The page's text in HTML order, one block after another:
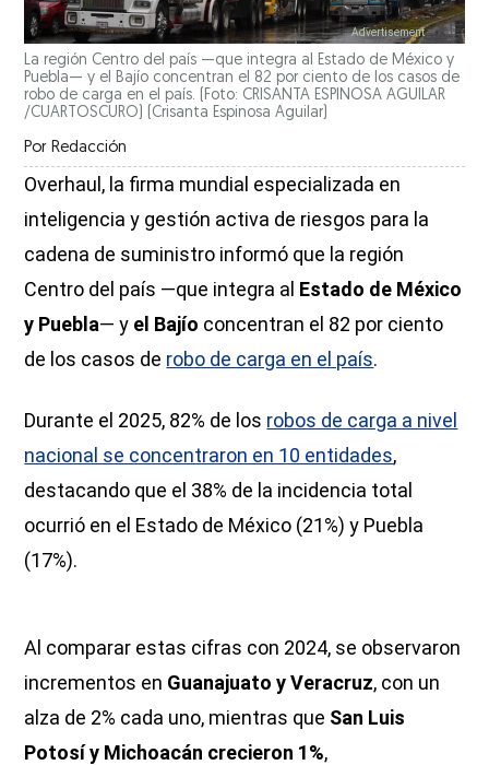
La región Centro del país —que integra al Estado de México y
Puebla— y el Bajío concentran el 82 por ciento de los casos de
robo de carga en el país. (Foto: CRISANTA ESPINOSA AGUILAR
/CUARTOSCURO)
(Crisanta Espinosa Aguilar)
Por Redacción
Overhaul, la firma mundial especializada en
inteligencia y gestión activa de riesgos para la
cadena de suministro informó que la región
Centro del país —que integra al Estado de México
y Puebla— y el Bajío concentran el 82 por ciento
de los casos de robo de carga en el país.
Durante el 2025, 82% de los robos de carga a nivel
nacional se concentraron en 10 entidades,
destacando que el 38% de la incidencia total
ocurrió en el Estado de México (21%) y Puebla
(17%).
Al comparar estas cifras con 2024, se observaron
incrementos en Guanajuato y Veracruz, con un
alza de 2% cada uno, mientras que San Luis
Potosí y Michoacán crecieron 1%,